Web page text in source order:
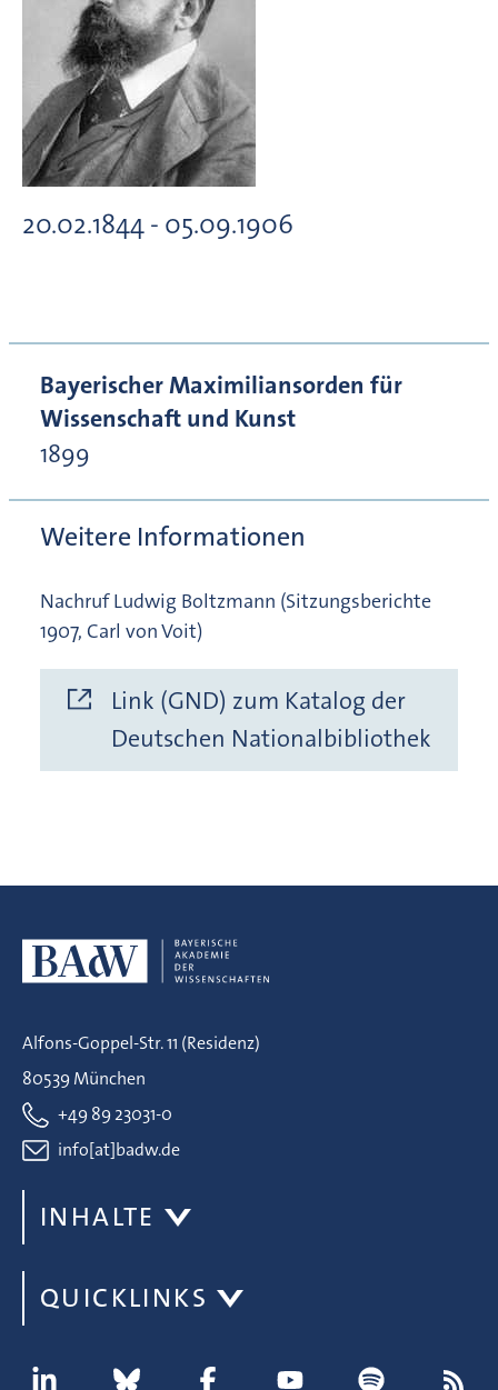
20.02.1844 - 05.09.1906
Bayerischer Maximiliansorden für
Wissenschaft und Kunst
1899
Weitere Informationen
Nachruf Ludwig Boltzmann (Sitzungsberichte
1907, Carl von Voit)
Link (GND) zum Katalog der
Deutschen Nationalbibliothek
Alfons-Goppel-Str. 11 (Residenz)
80539 München
+49 89 23031-0
info[at]badw.de
INHALTE
QUICKLINKS